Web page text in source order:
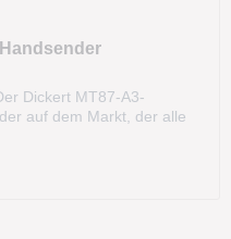
Dickert MT87-A3-
auf dem Markt, der alle
MT87A3 kann als
bei bestehenden...